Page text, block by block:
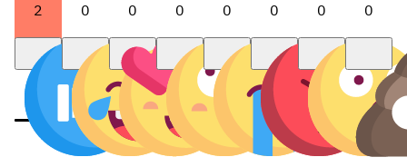
2 0 0 0 0 0 0 0